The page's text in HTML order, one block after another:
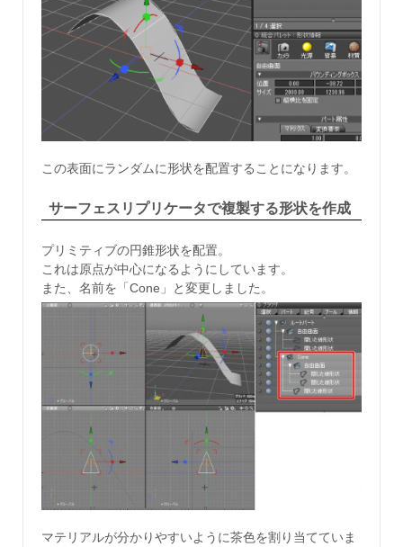
この表面にランダムに形状を配置することになります。
サーフェスリプリケータで複製する形状を作成
プリミティブの円錐形状を配置。
これは原点が中心になるようにしています。
また、名前を「Cone」と変更しました。
マテリアルが分かりやすいように茶色を割り当てていま